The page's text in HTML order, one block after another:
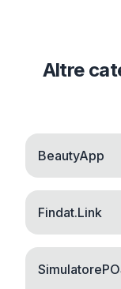
Altre
BeautyApp
Findat.Link